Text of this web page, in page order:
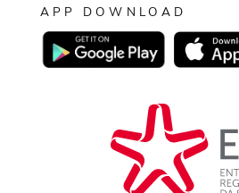
APP DOWNLOAD